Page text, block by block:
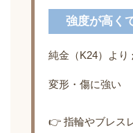
強度が高く
純金（K24）より
変形・傷に強い
👉 指輪やブレス